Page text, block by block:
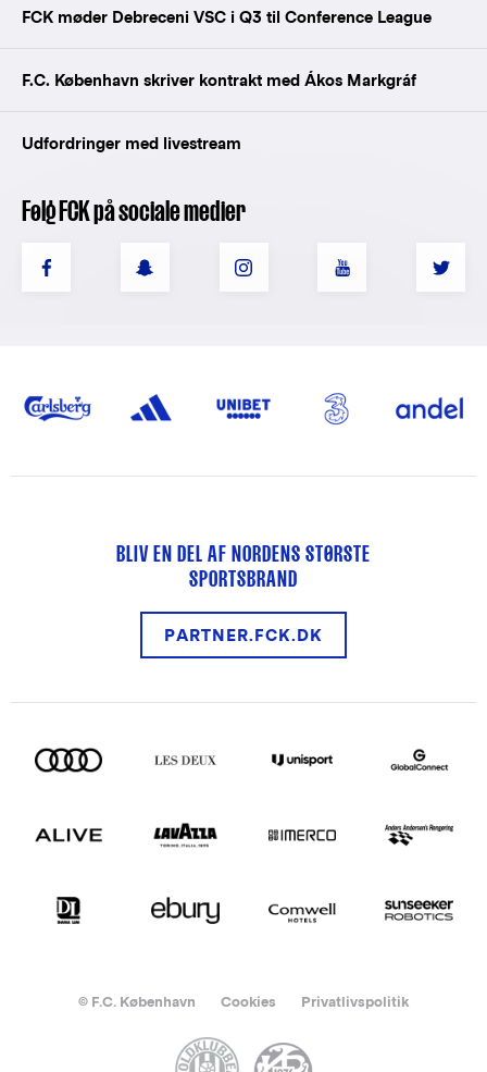
FCK møder Debreceni VSC i Q3 til Conference League
F.C. København skriver kontrakt med Ákos Markgráf
Udfordringer med livestream
Følg FCK på sociale medier
BLIV EN DEL AF NORDENS STØRSTE
SPORTSBRAND
PARTNER.FCK.DK
© F.C. København Cookies Privatlivspolitik